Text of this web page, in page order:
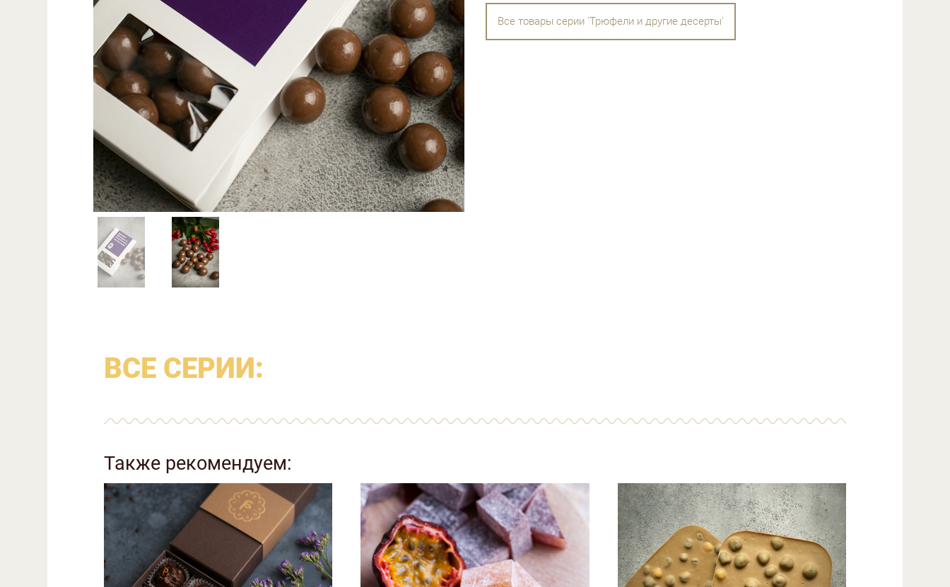
Все товары серии 'Трюфели и другие десерты'
ВСЕ СЕРИИ:
Также рекомендуем: